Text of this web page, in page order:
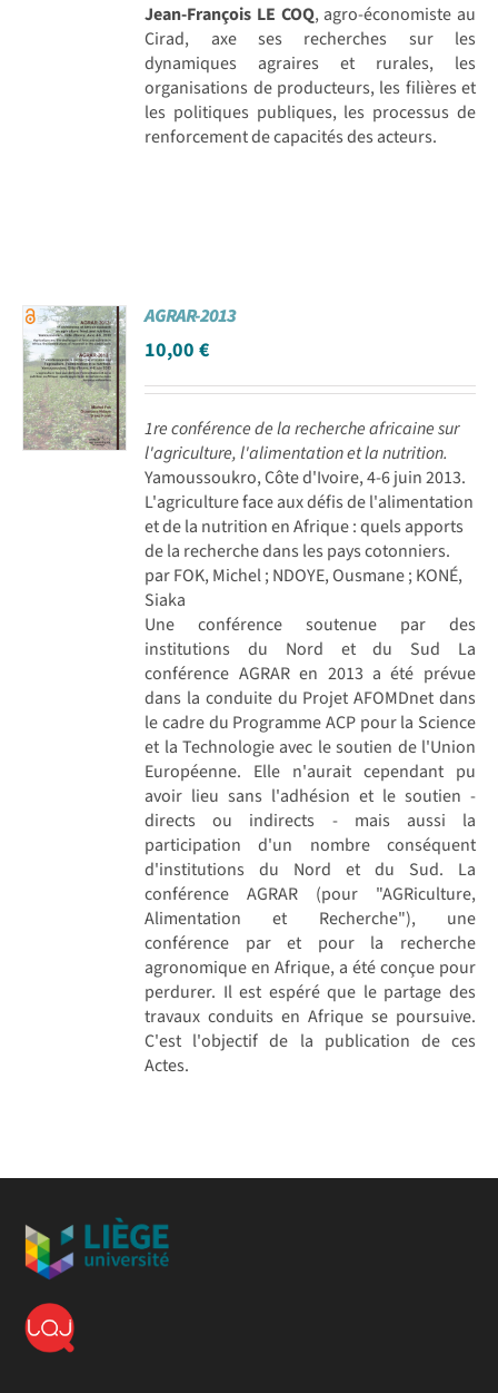
Jean-François LE COQ, agro-économiste au
Cirad, axe ses recherches sur les
dynamiques agraires et rurales, les
organisations de producteurs, les filières et
les politiques publiques, les processus de
renforcement de capacités des acteurs.
AGRAR-2013
10,00€
1re conférence de la recherche africaine sur
l'agriculture, l'alimentation et la nutrition.
Yamoussoukro, Côte d'Ivoire, 4-6 juin 2013.
L'agriculture face aux défis de l'alimentation
et de la nutrition en Afrique : quels apports
de la recherche dans les pays cotonniers.
par FOK, Michel ; NDOYE, Ousmane ; KONÉ,
Siaka
Une conférence soutenue par des
institutions du Nord et du Sud La
conférence AGRAR en 2013 a été prévue
dans la conduite du Projet AFOMDnet dans
le cadre du Programme ACP pour la Science
et la Technologie avec le soutien de l'Union
Européenne. Elle n'aurait cependant pu
avoir lieu sans l'adhésion et le soutien -
directs ou indirects - mais aussi la
participation d'un nombre conséquent
d'institutions du Nord et du Sud. La
conférence AGRAR (pour "AGRiculture,
Alimentation et Recherche"), une
conférence par et pour la recherche
agronomique en Afrique, a été conçue pour
perdurer. Il est espéré que le partage des
travaux conduits en Afrique se poursuive.
C'est l'objectif de la publication de ces
Actes.